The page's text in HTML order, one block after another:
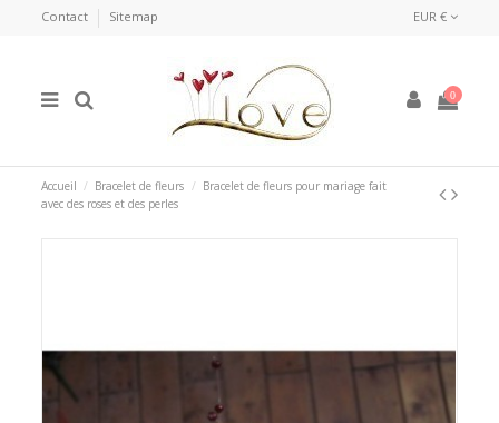
Contact Sitemap EUR €
0
Accueil Bracelet de fleurs
Bracelet de fleurs pour mariage fait
avec des roses et des perles